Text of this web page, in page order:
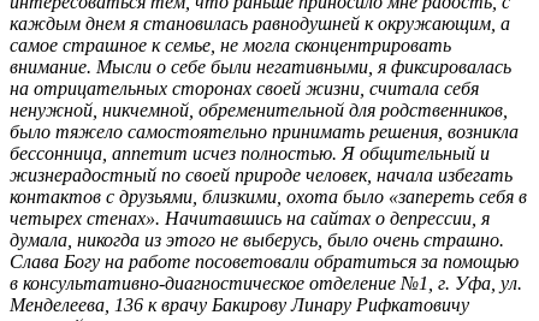
каждым днем я становилась равнодушней к окружающим, а
самое страшное к семье, не могла сконцентрировать
внимание. Мысли о себе были негативными, я фиксировалась
на отрицательных сторонах своей жизни, считала себя
ненужной, никчемной, обременительной для родственников,
было тяжело самостоятельно принимать решения, возникла
бессонница, аппетит исчез полностью. Я общительный и
жизнерадостный по своей природе человек, начала избегать
контактов с друзьями, близкими, охота было «запереть себя в
четырех стенах». Начитавшись на сайтах о депрессии, я
думала, никогда из этого не выберусь, было очень страшно.
Слава Богу на работе посоветовали обратиться за помощью
в консультативно-диагностическое отделение №1, г. Уфа, ул.
Менделеева, 136 к врачу Бакирову Линару Рифкатовичу